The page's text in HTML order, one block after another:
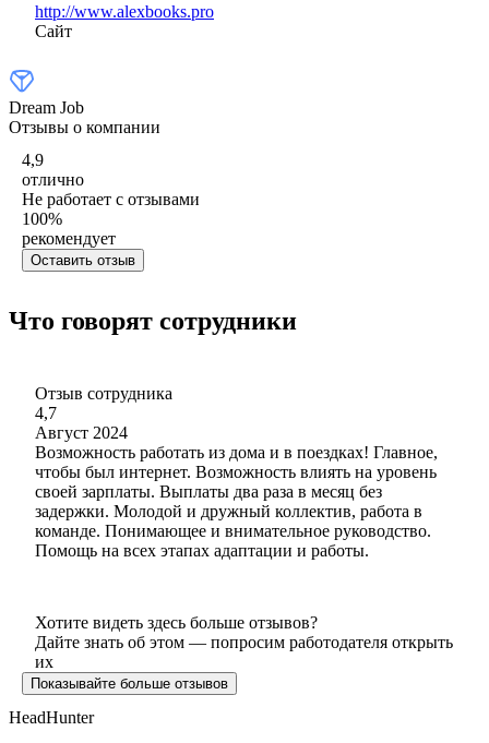
http://www.alexbooks.pro
Сайт
Dream Job
Отзывы о компании
4,9
отлично
Не работает с отзывами
100%
рекомендует
Оставить отзыв
Что говорят сотрудники
Отзыв сотрудника
4,7
Август 2024
Возможность работать из дома и в поездках! Главное,
чтобы был интернет. Возможность влиять на уровень
своей зарплаты. Выплаты два раза в месяц без
задержки. Молодой и дружный коллектив, работа в
команде. Понимающее и внимательное руководство.
Помощь на всех этапах адаптации и работы.
Хотите видеть здесь больше отзывов?
Дайте знать об этом — попросим работодателя открыть
их
Показывайте больше отзывов
HeadHunter